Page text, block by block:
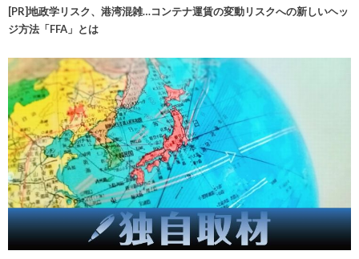
[PR]地政学リスク、港湾混雑…コンテナ運賃の変動リスクへの新しいヘッ
ジ方法「FFA」とは